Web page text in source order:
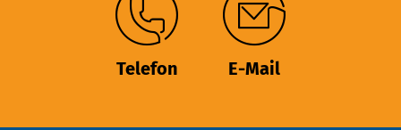
Telefon E-Mail